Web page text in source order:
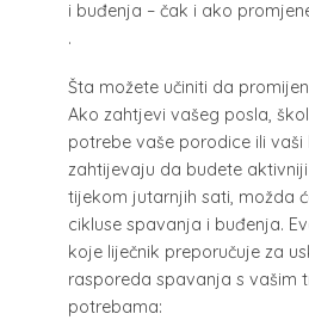
i buđenja – čak i ako
.
Šta možete učiniti da
Ako zahtjevi vašeg posla,
potrebe vaše porodice ili vaši
zahtijevaju da budete
tijekom jutarnjih sati, možda
cikluse spavanja i buđenja.
koje liječnik preporučuje za
rasporeda spavanja s vašim
potrebama: